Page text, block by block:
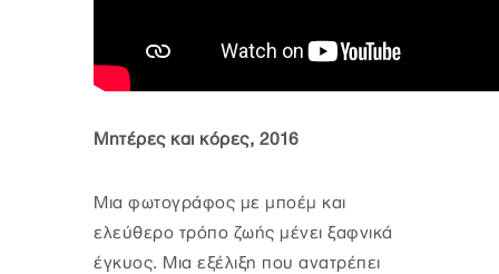
Μητέρες και κόρες, 2016
Μια φωτογράφος με μποέμ και
ελεύθερο τρόπο ζωής μένει ξαφνικά
έγκυος. Μια εξέλιξη που ανατρέπει